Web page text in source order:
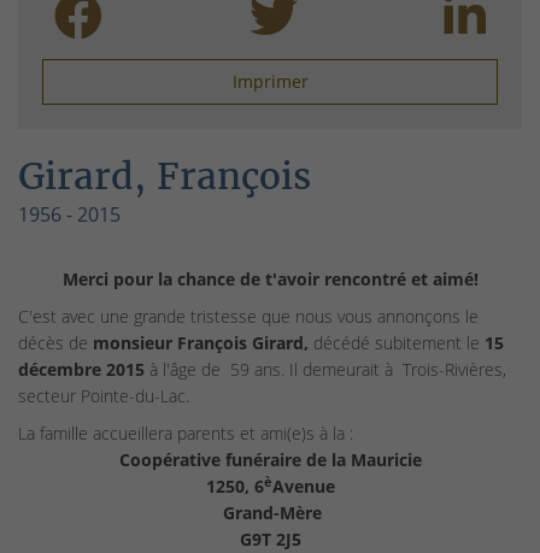
Imprimer
Girard, François
1956 - 2015
Merci pour la chance de t'avoir rencontré et aimé!
C'est avec une grande tristesse que nous vous annonçons le
décès de monsieur François Girard, décédé subitement le 15
décembre 2015 à l'âge de 59 ans. Il demeurait à Trois-Rivières,
secteur Pointe-du-Lac.
La famille accueillera parents et ami(e)s à la :
Coopérative funéraire de la Mauricie
1250, 6èAvenue
Grand-Mère
G9T 2J5